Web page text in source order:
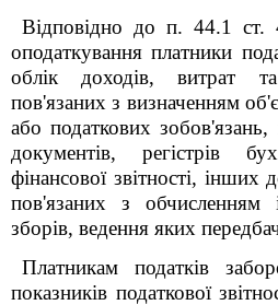
Відповідно до п. 44.1 ст.
оподаткування платники
облік доходів, витрат
пов'язаних з визначенням
або податкових зобов'язань,
документів, регістрів
фінансової звітності, інших
пов'язаних з обчисленням
зборів, ведення яких
Платникам податків
показників податкової